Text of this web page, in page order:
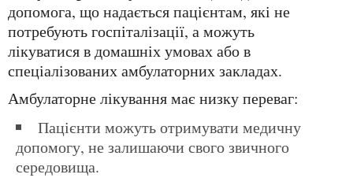
допомога, що надається пацієнтам, які не
потребують госпіталізації, а можуть
лікуватися в домашніх умовах або в
спеціалізованих амбулаторних закладах.
Амбулаторне лікування має низку переваг:
Пацієнти можуть отримувати медичну
допомогу, не залишаючи свого звичного
середовища.